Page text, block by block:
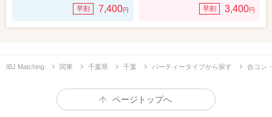
早割 7,400円 早割 3,400円
IBJ Matching 関東 千葉県 千葉 パーティータイプから探す 合コン
ページトップへ